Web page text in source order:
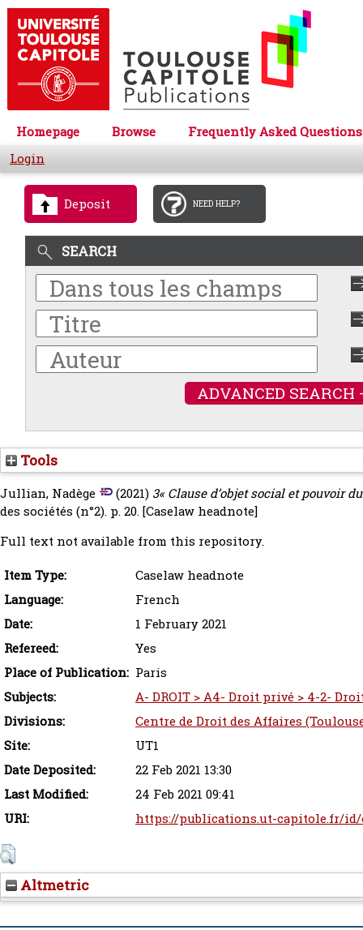
Homepage Browse
Frequently Asked Questions
Login
Deposit NEED HELP?
SEARCH
ADVANCED SEARCH
Tools
Jullian, Nadège (2021) 3« Clause d’objet social et pouvoir
des sociétés (n°2). p. 20.[Caselaw headnote]
Full text not available from this repository.
Item Type:
Caselaw headnote
Language:
French
Date:
1 February 2021
Refereed:
Yes
Place of Publication: Paris
Subjects:
A- DROIT > A4- Droit privé > 4-2-
Divisions:
Centre de Droit des Affaires
Site:
UT1
Date Deposited:
22 Feb 2021 13:30
Last Modified:
24 Feb 2021 09:41
URI:
https://publications.ut-capitole.fr/
Altmetric